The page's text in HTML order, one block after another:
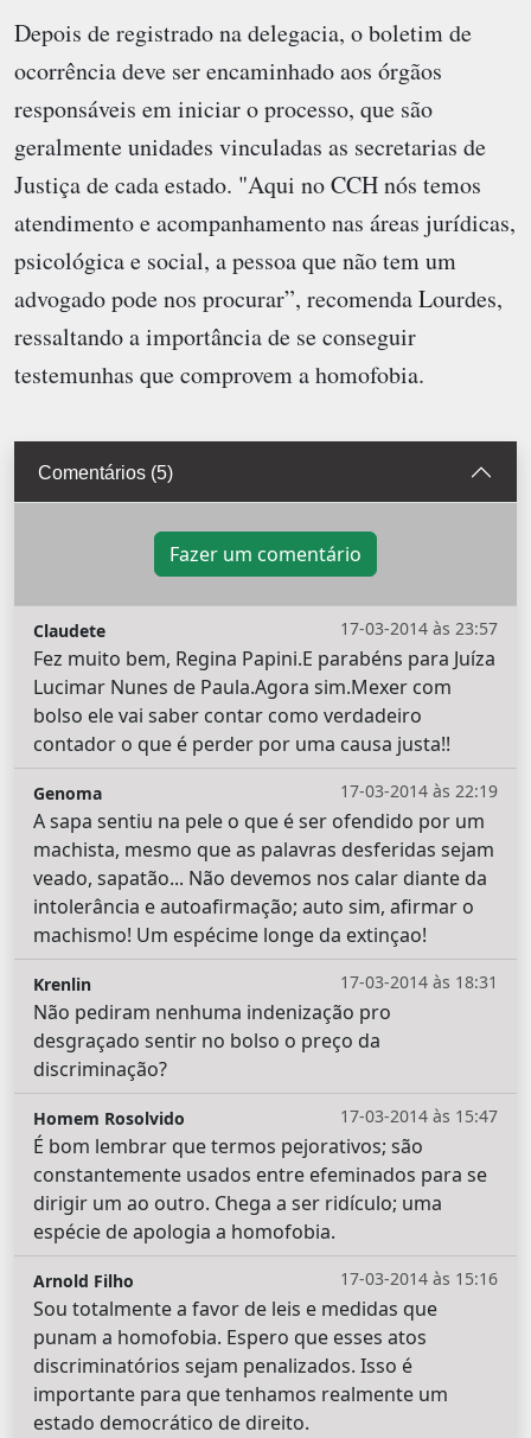
Depois de registrado na delegacia, o boletim de
ocorrência deve ser encaminhado aos órgãos
responsáveis em iniciar o processo, que são
geralmente unidades vinculadas as secretarias de
Justiça de cada estado. "Aqui no CCH nós temos
atendimento e acompanhamento nas áreas jurídicas,
psicológica e social, a pessoa que não tem um
advogado pode nos procurar”, recomenda Lourdes,
ressaltando a importância de se conseguir
testemunhas que comprovem a homofobia.
Comentários (5)
Fazer um comentário
17-03-2014 às 23:57
Claudete
Fez muito bem, Regina Papini.E parabéns para Juíza
Lucimar Nunes de Paula.Agora sim.Mexer com
bolso ele vai saber contar como verdadeiro
contador o que é perder por uma causa justa!!
17-03-2014 às 22:19
Genoma
A sapa sentiu na pele o que é ser ofendido por um
machista, mesmo que as palavras desferidas sejam
veado, sapatão... Não devemos nos calar diante da
intolerância e autoafirmação; auto sim, afirmar o
machismo! Um espécime longe da extinçao!
17-03-2014 às 18:31
Krenlin
Não pediram nenhuma indenização pro
desgraçado sentir no bolso o preço da
discriminação?
17-03-2014 às 15:47
Homem Rosolvido
É bom lembrar que termos pejorativos; são
constantemente usados entre efeminados para se
dirigir um ao outro. Chega a ser ridículo; uma
espécie de apologia a homofobia.
17-03-2014 às 15:16
Arnold Filho
Sou totalmente a favor de leis e medidas que
punam a homofobia. Espero que esses atos
discriminatórios sejam penalizados. Isso é
importante para que tenhamos realmente um
estado democrático de direito.